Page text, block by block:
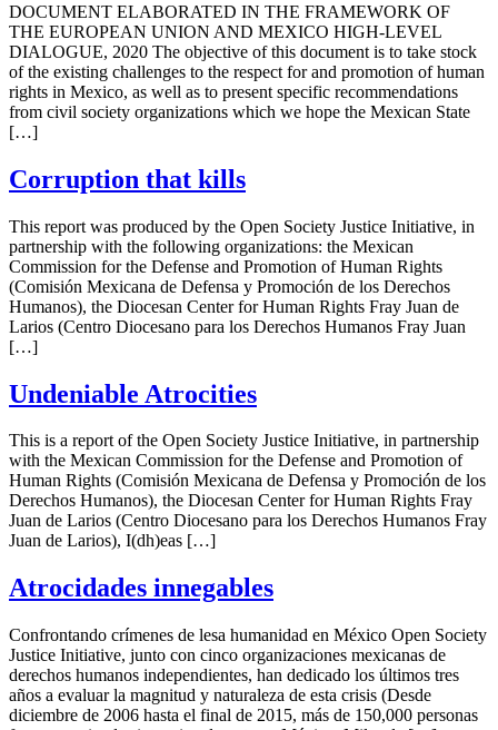
DOCUMENT ELABORATED IN THE FRAMEWORK OF
THE EUROPEAN UNION AND MEXICO HIGH-LEVEL
DIALOGUE, 2020 The objective of this document is to take stock
of the existing challenges to the respect for and promotion of human
rights in Mexico, as well as to present specific recommendations
from civil society organizations which we hope the Mexican State
[…]
Corruption that kills
This report was produced by the Open Society Justice Initiative, in
partnership with the following organizations: the Mexican
Commission for the Defense and Promotion of Human Rights
(Comisión Mexicana de Defensa y Promoción de los Derechos
Humanos), the Diocesan Center for Human Rights Fray Juan de
Larios (Centro Diocesano para los Derechos Humanos Fray Juan
[…]
Undeniable Atrocities
This is a report of the Open Society Justice Initiative, in partnership
with the Mexican Commission for the Defense and Promotion of
Human Rights (Comisión Mexicana de Defensa y Promoción de los
Derechos Humanos), the Diocesan Center for Human Rights Fray
Juan de Larios (Centro Diocesano para los Derechos Humanos Fray
Juan de Larios), I(dh)eas […]
Atrocidades innegables
Confrontando crímenes de lesa humanidad en México Open Society
Justice Initiative, junto con cinco organizaciones mexicanas de
derechos humanos independientes, han dedicado los últimos tres
años a evaluar la magnitud y naturaleza de esta crisis (Desde
diciembre de 2006 hasta el final de 2015, más de 150,000 personas